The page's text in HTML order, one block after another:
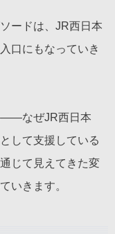
ードは、JR西日本
口にもなっていき
——なぜJR西日本
して支援している
じて見えてきた変
いきます。